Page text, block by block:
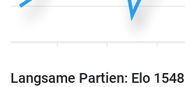
Langsame Partien: Elo 1548